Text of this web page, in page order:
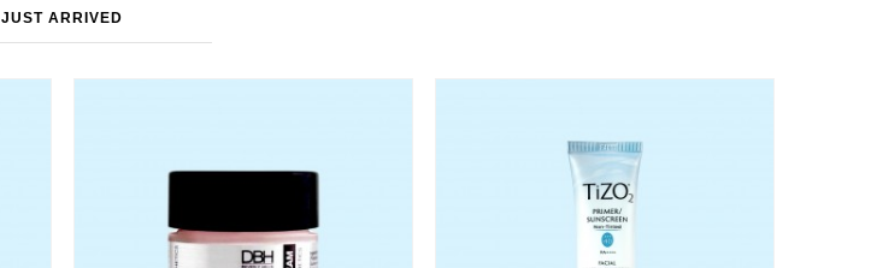
JUST ARRIVED